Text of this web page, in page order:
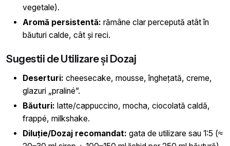
vegetale).
Aromă persistentă: rămâne clar percepută atât în
băuturi calde, cât și reci.
Sugestii de Utilizare și Dozaj
Deserturi: cheesecake, mousse, înghețată, creme,
glazuri „praliné”.
Băuturi: latte/cappuccino, mocha, ciocolată caldă,
frappé, milkshake.
Diluție/Dozaj recomandat: gata de utilizare sau 1:5 (≈